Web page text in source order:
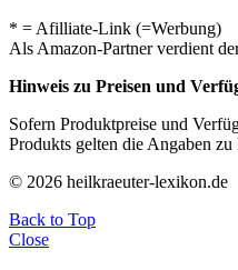
* = Afilliate-Link (=Werbung)
Als Amazon-Partner verdient
Hinweis zu Preisen und
Sofern Produktpreise und
Produkts gelten die Angaben
© 2026 heilkraeuter-lexikon.de
Back to Top
Close